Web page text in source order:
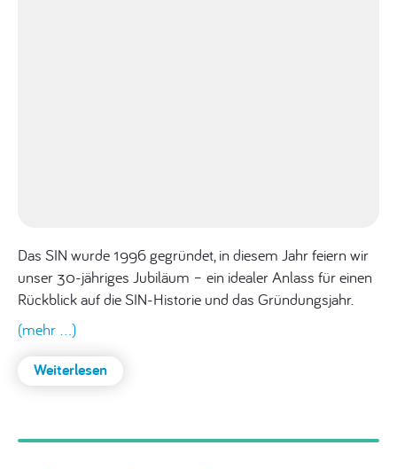
Das SIN wurde 1996 gegründet, in diesem Jahr feiern wir
unser 30-jähriges Jubiläum – ein idealer Anlass für einen
Rückblick auf die SIN-Historie und das Gründungsjahr.
(mehr …)
Weiterlesen:
30